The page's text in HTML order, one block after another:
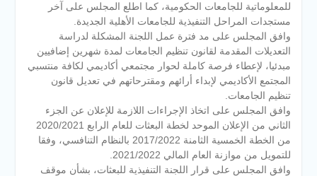
للمعلوماتية للجامعات الحكومية، كما اطلع المجلس على آخر
مستجدات المراحل التنفيذية للجامعات الأهلية الجديدة.
وافق المجلس على مد فترة عمل اللجنة المشكلة لدراسة
التعديلات المقدمة لقانون تنظيم الجامعات لمدة شهرين إضافيين
مبدئيا، لإعطاء فرصة كاملة لحوار مجتمعي أكاديمي لكافة منتسبي
المجتمع اﻷكاديمي لإبداء أرائهم ومقترحاتهم في تعديل قانون
تنظيم الجامعات.
وافق المجلس على اتخاذ الإجراءات اللازمة للإعلان عن الجزء
الثاني من الإعلان الموحد لخطة البعثات للعام الرابع 2020/2021
من الخطة الخمسية الثامنة 2017/2022 بالنظام التنافسي، وفقا
للتمويل من موازنة العام المالي 2021/2022.
وافق المجلس على قرار اللجنة التنفيذية للبعثات، بشأن موقف